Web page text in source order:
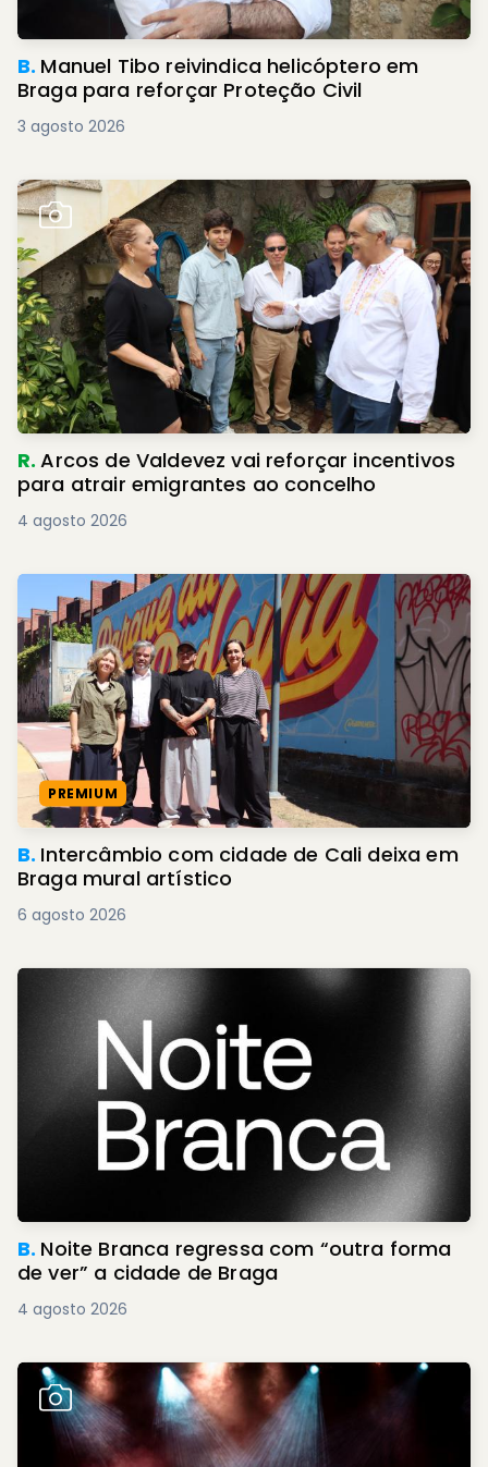
B. Manuel Tibo reivindica helicóptero em
Braga para reforçar Proteção Civil
3 agosto 2026
R.Arcos de Valdevez vai reforçar incentivos
para atrair emigrantes ao concelho
4 agosto 2026
PREMIUM
B. Intercâmbio com cidade de Cali deixa em
Braga mural artístico
6 agosto 2026
B. Noite Branca regressa com “outra forma
de ver” a cidade de Braga
4 agosto 2026